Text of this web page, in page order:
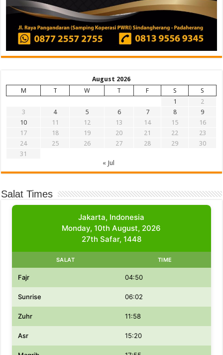
August 2026
M
T W T F S
S
1
2
3
4 5 6 7 8
9
10
11 12 13 14 15
16
17
18 19 20 21 22
23
24
25 26 27 28 29
30
31
« Jul
Salat Times
Jakarta, Indonesia
Monday, 10th August, 2026
27th Safar, 1448
SALAT TIME
Fajr 04:50
Sunrise 06:02
Zuhr 11:58
Asr 15:20